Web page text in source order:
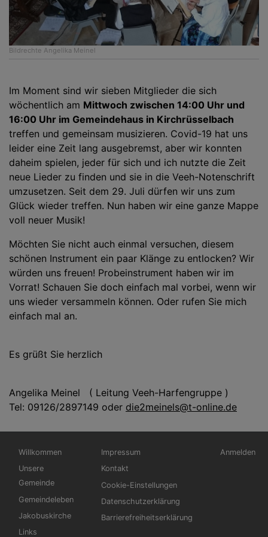
Bildrechte Angelika Meinel
Im Moment sind wir sieben Mitglieder die sich
wöchentlich am Mittwoch zwischen 14:00 Uhr und
16:00 Uhr im Gemeindehaus in Kirchrüsselbach
treffen und gemeinsam musizieren. Covid-19 hat uns
leider eine Zeit lang ausgebremst, aber wir konnten
daheim spielen, jeder für sich und ich nutzte die Zeit
neue Lieder zu finden und sie in die Veeh-Notenschrift
umzusetzen. Seit dem 29. Juli dürfen wir uns zum
Glück wieder treffen. Nun haben wir eine ganze Mappe
voll neuer Musik!
Möchten Sie nicht auch einmal versuchen, diesem
schönen Instrument ein paar Klänge zu entlocken? Wir
würden uns freuen! Probeinstrument haben wir im
Vorrat! Schauen Sie doch einfach mal vorbei, wenn wir
uns wieder versammeln können. Oder rufen Sie mich
einfach mal an.
Es grüßt Sie herzlich
Angelika Meinel ( Leitung Veeh-Harfengruppe )
Tel: 09126/2897149 oder die2meinels@t-online.de
Hauptnavigation
Willkommen
Unsere
Gemeinde
Gemeindeleben
Jakobuskirche
Links
Fußbereichsmenü
Impressum
Kontakt
Cookie-Einstellungen
Datenschutzerklärung
Barrierefreiheitserklärung
Anmelden